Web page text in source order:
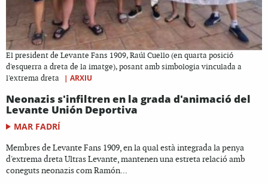
El president de Levante Fans 1909, Raúl Cuello (en quarta posició
d'esquerra a dreta de la imatge), posant amb simbologia vinculada a
l'extrema dreta
| ARXIU
Neonazis s'infiltren en la grada d'animació del
Levante Unión Deportiva
MAR FADRÍ
Membres de Levante Fans 1909, en la qual està integrada la penya
d'extrema dreta Ultras Levante, mantenen una estreta relació amb
coneguts neonazis com Ramón...